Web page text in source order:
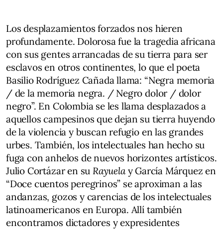
Los desplazamientos forzados nos hieren
profundamente. Dolorosa fue la tragedia africana
con sus gentes arrancadas de su tierra para ser
esclavos en otros continentes, lo que el poeta
Basilio Rodríguez Cañada llama: “Negra memoria
/ de la memoria negra. / Negro dolor / dolor
negro”. En Colombia se les llama desplazados a
aquellos campesinos que dejan su tierra huyendo
de la violencia y buscan refugio en las grandes
urbes. También, los intelectuales han hecho su
fuga con anhelos de nuevos horizontes artísticos.
Julio Cortázar en suRayuelay García Márquez en
“Doce cuentos peregrinos” se aproximan a las
andanzas, gozos y carencias de los intelectuales
latinoamericanos en Europa. Allí también
encontramos dictadores y expresidentes